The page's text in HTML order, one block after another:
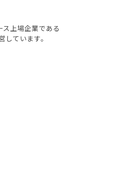
ス上場企業である
ています。